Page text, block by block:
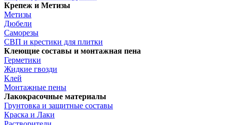
Крепеж и Метизы
Метизы
Дюбели
Саморезы
СВП и крестики для плитки
Клеющие составы и монтажная пена
Герметики
Жидкие гвозди
Клей
Монтажные пены
Лакокрасочные материалы
Грунтовка и защитные составы
Краска и Лаки